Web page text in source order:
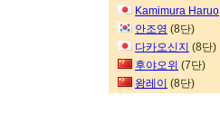
Kamimura Haruo
안조영 (8단)
다카오신지 (8단)
후야오위 (7단)
왕레이 (8단)